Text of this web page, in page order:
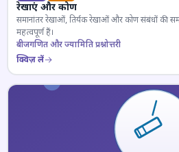
रेखाएं और कोण
समानांतर रेखाओं, तिर्यक रेखाओं और कोण संबंधों की
महत्वपूर्ण हैं।
बीजगणित और ज्यामिति प्रश्नोत्तरी
क्विज़ लें